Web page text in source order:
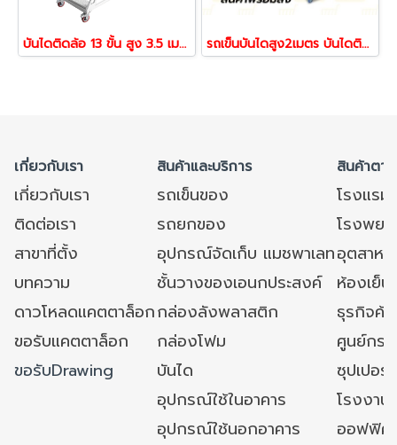
บันไดติดล้อ 13 ขั้น สูง 3.5 เมตร รถเข็นบันไดเหล็ก รุ่นมาตรฐาน Workmate รถเข็นบันไดสูง2เมตร บันไดติดล้อ บันไดเหล็ก บันไดเติมสินค้า รุ่นมาตรฐาน Workmate พร้อมส่ง
เกี่ยวกับเรา สินค้าและบริการ สินค้าตา
เกี่ยวกับเรา รถเข็นของ
โรงแร
ติดต่อเรา
รถยกของ
โรงพย
สาขาที่ตั้ง
อุปกรณ์จัดเก็บ แมชพาเลทอุตสาหก
บทความ
ชั้นวางของเอนกประสงค์
ห้องเย็
ดาวโหลดแคตตาล็อกกล่องลังพลาสติก
ธุรกิจค้
ขอรับแคตตาล็อก
กล่องโฟม
ศูนย์กร
ขอรับDrawing
บันได
ซุปเปอ
อุปกรณ์ใช้ในอาคาร
โรงงา
อุปกรณ์ใช้นอกอาคาร
ออฟฟิศ/